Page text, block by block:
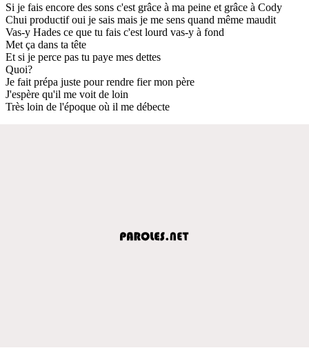
Si je fais encore des sons c'est grâce à ma peine et grâce à Cody
Chui productif oui je sais mais je me sens quand même maudit
Vas-y Hades ce que tu fais c'est lourd vas-y à fond
Met ça dans ta tête
Et si je perce pas tu paye mes dettes
Quoi?
Je fait prépa juste pour rendre fier mon père
J'espère qu'il me voit de loin
Très loin de l'époque où il me débecte